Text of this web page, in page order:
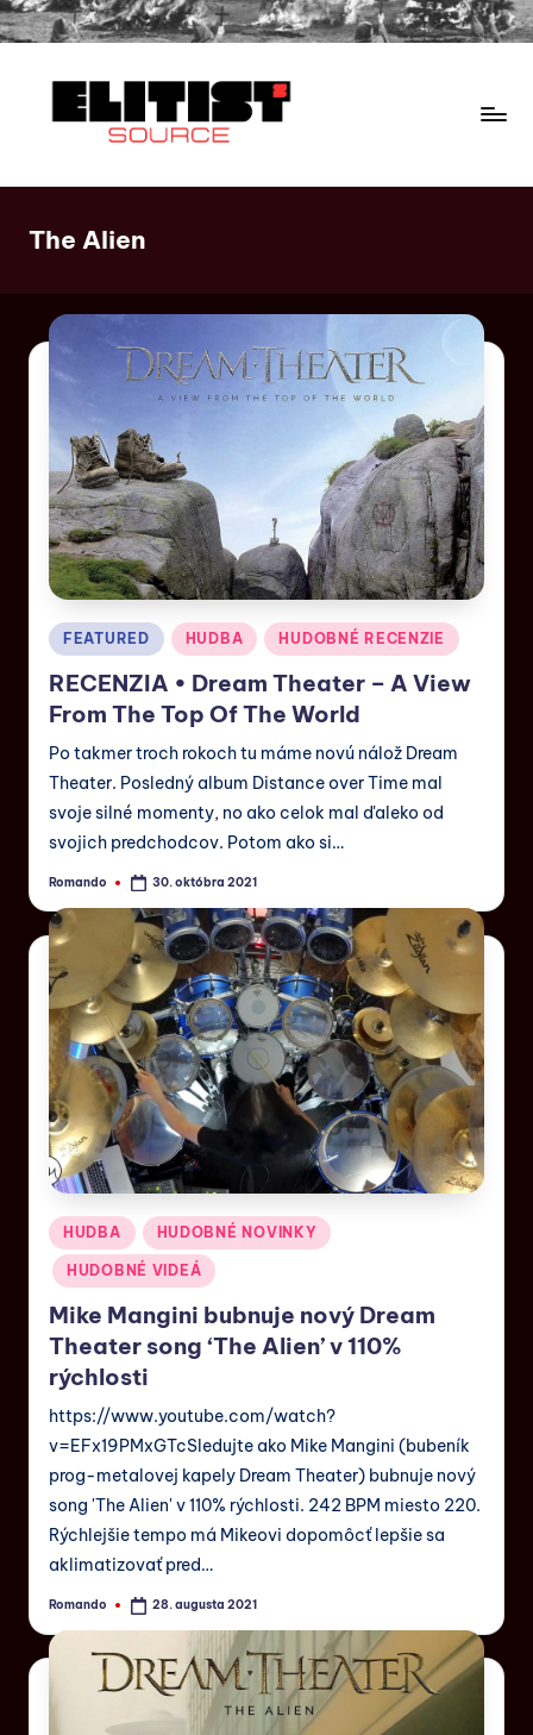
The Alien
FEATURED HUDBA HUDOBNÉ RECENZIE
RECENZIA • Dream Theater – A View
From The Top Of The World
Po takmer troch rokoch tu máme novú nálož Dream
Theater. Posledný album Distance over Time mal
svoje silné momenty, no ako celok mal ďaleko od
svojich predchodcov. Potom ako si…
Romando 30. októbra 2021
HUDBA HUDOBNÉ NOVINKY
HUDOBNÉ VIDEÁ
Mike Mangini bubnuje nový Dream
Theater song ‘The Alien’ v 110%
rýchlosti
https://www.youtube.com/watch?
v=EFx19PMxGTcSledujte ako Mike Mangini (bubeník
prog-metalovej kapely Dream Theater) bubnuje nový
song 'The Alien' v 110% rýchlosti. 242 BPM miesto 220.
Rýchlejšie tempo má Mikeovi dopomôcť lepšie sa
aklimatizovať pred…
Romando 28. augusta 2021